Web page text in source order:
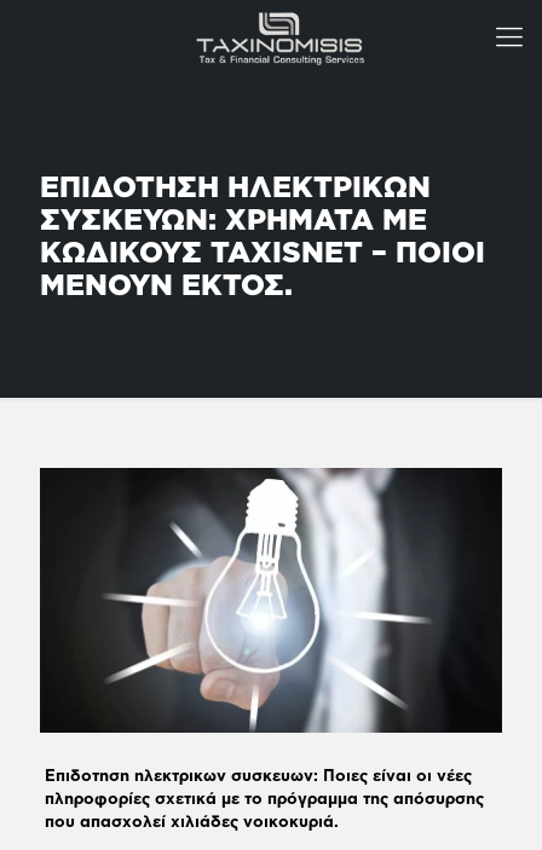
ΕΠΙΔΟΤΗΣΗ ΗΛΕΚΤΡΙΚΩΝ
ΣΥΣΚΕΥΩΝ: ΧΡΗΜΑΤΑ ΜΕ
ΚΩΔΙΚΟΥΣ TAXISNET – ΠΟΙΟΙ
ΜΕΝΟΥΝ ΕΚΤΟΣ.
Επιδοτηση ηλεκτρικων συσκευων: Ποιες είναι οι νέες
πληροφορίες σχετικά με το πρόγραμμα της απόσυρσης
που απασχολεί χιλιάδες νοικοκυριά.